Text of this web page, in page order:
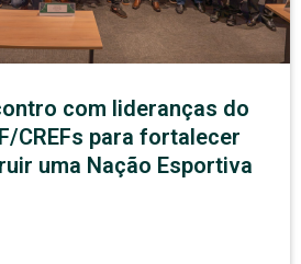
com lideranças do
CREFs para fortalecer
uma Nação Esportiva